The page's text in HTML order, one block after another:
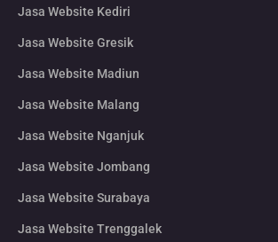
Jasa Website Kediri
Jasa Website Gresik
Jasa Website Madiun
Jasa Website Malang
Jasa Website Nganjuk
Jasa Website Jombang
Jasa Website Surabaya
Jasa Website Trenggalek